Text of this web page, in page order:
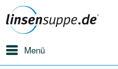
Menü